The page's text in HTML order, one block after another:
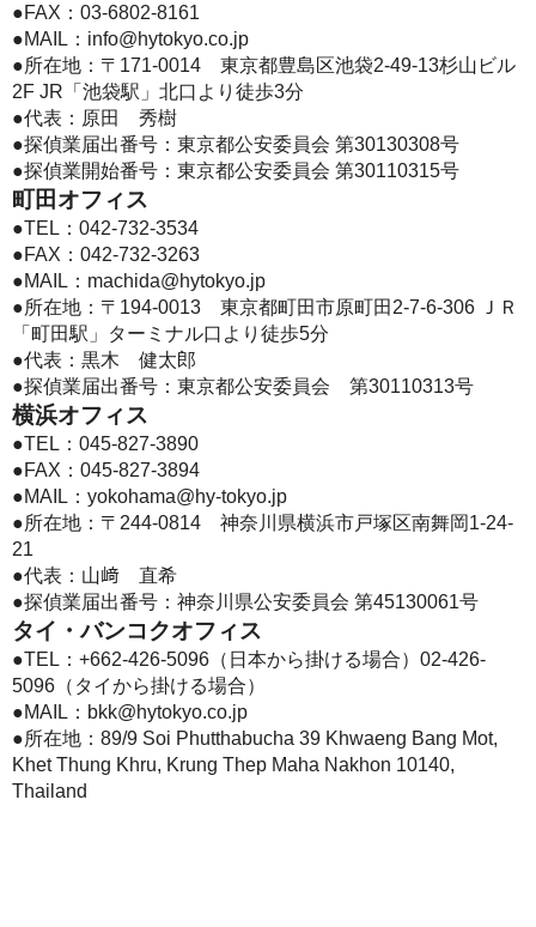
●FAX：03-6802-8161
●MAIL： info@hytokyo.co.jp
●所在地：〒171-0014 東京都豊島区池袋2-49-13杉山ビル
2F JR「池袋駅」北口より徒歩3分
●代表：原田 秀樹
●探偵業届出番号：東京都公安委員会 第30130308号
●探偵業開始番号：東京都公安委員会 第30110315号
町田オフィス
●TEL： 042-732-3534
●FAX：042-732-3263
●MAIL： machida@hytokyo.jp
●所在地：〒194-0013 東京都町田市原町田2-7-6-306 ＪＲ
「町田駅」ターミナル口より徒歩5分
●代表：黒木 健太郎
●探偵業届出番号：東京都公安委員会 第30110313号
横浜オフィス
●TEL： 045-827-3890
●FAX：045-827-3894
●MAIL： yokohama@hy-tokyo.jp
●所在地：〒244-0814 神奈川県横浜市戸塚区南舞岡1-24-
21
●代表：山﨑 直希
●探偵業届出番号：神奈川県公安委員会 第45130061号
タイ・バンコクオフィス
●TEL： +662-426-5096（日本から掛ける場合） 02-426-
5096（タイから掛ける場合）
●MAIL：bkk@hytokyo.co.jp
●所在地： 89/9 Soi Phutthabucha 39 Khwaeng Bang Mot,
Khet Thung Khru, Krung Thep Maha Nakhon 10140,
Thailand